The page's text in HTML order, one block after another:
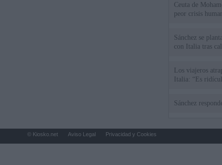
Ceuta de
peor crisis
Sánchez se
con Italia tras
Los viajeros
Italia: “Es
Sánchez
© Kiosko.net Aviso Legal Privacidad y Cookies